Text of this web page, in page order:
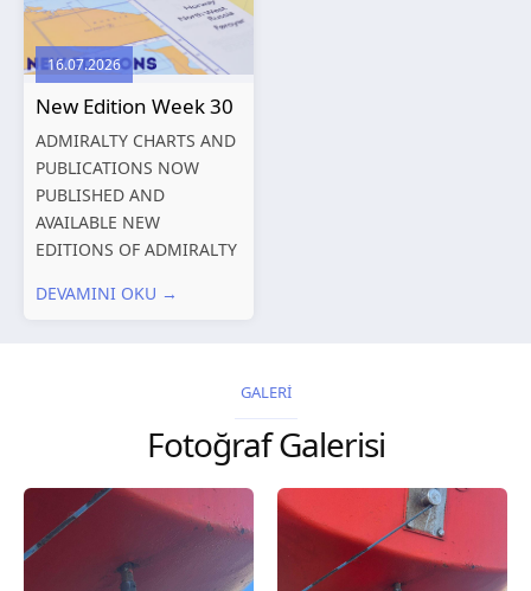
limits and other remarks
1602 China – Chang...
16.07.2026
New Edition Week 30
ADMIRALTY CHARTS AND
PUBLICATIONS NOW
PUBLISHED AND
AVAILABLE NEW
EDITIONS OF ADMIRALTY
PUBLICATIONS New
remarks 67 Gulf of...
DEVAMINI OKU →
GALERİ
Fotoğraf Galerisi